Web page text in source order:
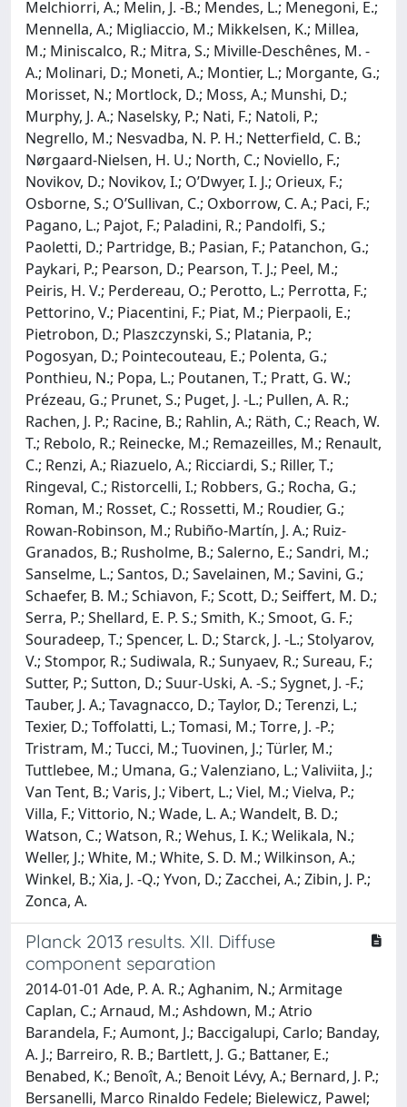
Melchiorri, A.; Melin, J. -B.; Mendes, L.; Menegoni, E.;
Mennella, A.; Migliaccio, M.; Mikkelsen, K.; Millea,
M.; Miniscalco, R.; Mitra, S.; Miville-Deschênes, M. -
A.; Molinari, D.; Moneti, A.; Montier, L.; Morgante, G.;
Morisset, N.; Mortlock, D.; Moss, A.; Munshi, D.;
Murphy, J. A.; Naselsky, P.; Nati, F.; Natoli, P.;
Negrello, M.; Nesvadba, N. P. H.; Netterfield, C. B.;
Nørgaard-Nielsen, H. U.; North, C.; Noviello, F.;
Novikov, D.; Novikov, I.; O’Dwyer, I. J.; Orieux, F.;
Osborne, S.; O’Sullivan, C.; Oxborrow, C. A.; Paci, F.;
Pagano, L.; Pajot, F.; Paladini, R.; Pandolfi, S.;
Paoletti, D.; Partridge, B.; Pasian, F.; Patanchon, G.;
Paykari, P.; Pearson, D.; Pearson, T. J.; Peel, M.;
Peiris, H. V.; Perdereau, O.; Perotto, L.; Perrotta, F.;
Pettorino, V.; Piacentini, F.; Piat, M.; Pierpaoli, E.;
Pietrobon, D.; Plaszczynski, S.; Platania, P.;
Pogosyan, D.; Pointecouteau, E.; Polenta, G.;
Ponthieu, N.; Popa, L.; Poutanen, T.; Pratt, G. W.;
Prézeau, G.; Prunet, S.; Puget, J. -L.; Pullen, A. R.;
Rachen, J. P.; Racine, B.; Rahlin, A.; Räth, C.; Reach, W.
T.; Rebolo, R.; Reinecke, M.; Remazeilles, M.; Renault,
C.; Renzi, A.; Riazuelo, A.; Ricciardi, S.; Riller, T.;
Ringeval, C.; Ristorcelli, I.; Robbers, G.; Rocha, G.;
Roman, M.; Rosset, C.; Rossetti, M.; Roudier, G.;
Rowan-Robinson, M.; Rubiño-Martín, J. A.; Ruiz-
Granados, B.; Rusholme, B.; Salerno, E.; Sandri, M.;
Sanselme, L.; Santos, D.; Savelainen, M.; Savini, G.;
Schaefer, B. M.; Schiavon, F.; Scott, D.; Seiffert, M. D.;
Serra, P.; Shellard, E. P. S.; Smith, K.; Smoot, G. F.;
Souradeep, T.; Spencer, L. D.; Starck, J. -L.; Stolyarov,
V.; Stompor, R.; Sudiwala, R.; Sunyaev, R.; Sureau, F.;
Sutter, P.; Sutton, D.; Suur-Uski, A. -S.; Sygnet, J. -F.;
Tauber, J. A.; Tavagnacco, D.; Taylor, D.; Terenzi, L.;
Texier, D.; Toffolatti, L.; Tomasi, M.; Torre, J. -P.;
Tristram, M.; Tucci, M.; Tuovinen, J.; Türler, M.;
Tuttlebee, M.; Umana, G.; Valenziano, L.; Valiviita, J.;
Van Tent, B.; Varis, J.; Vibert, L.; Viel, M.; Vielva, P.;
Villa, F.; Vittorio, N.; Wade, L. A.; Wandelt, B. D.;
Watson, C.; Watson, R.; Wehus, I. K.; Welikala, N.;
Weller, J.; White, M.; White, S. D. M.; Wilkinson, A.;
Winkel, B.; Xia, J. -Q.; Yvon, D.; Zacchei, A.; Zibin, J. P.;
Zonca, A.
Planck 2013 results. XII. Diffuse
component separation
2014-01-01 Ade, P. A. R.; Aghanim, N.; Armitage
Caplan, C.; Arnaud, M.; Ashdown, M.; Atrio
Barandela, F.; Aumont, J.; Baccigalupi, Carlo; Banday,
A. J.; Barreiro, R. B.; Bartlett, J. G.; Battaner, E.;
Benabed, K.; Benoît, A.; Benoit Lévy, A.; Bernard, J. P.;
Bersanelli, Marco Rinaldo Fedele; Bielewicz, Pawel;